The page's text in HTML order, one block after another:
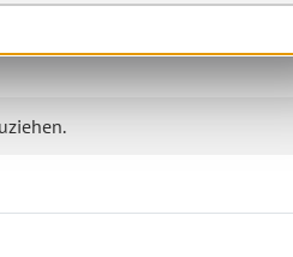
spülen. Vorhandene